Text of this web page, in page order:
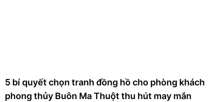
5 bí quyết chọn tranh đồng hồ cho phòng khách
phong thủy Buôn Ma Thuột thu hút may mắn